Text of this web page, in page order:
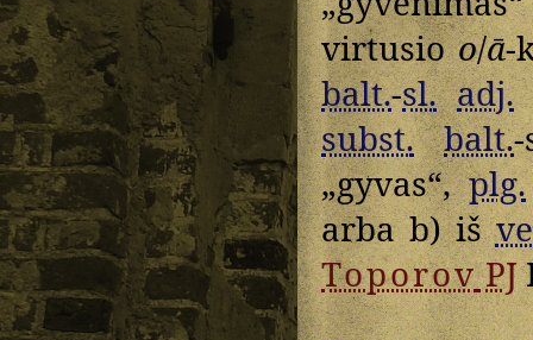
virtusioo/ā-
balt.-sl. adj.
subst.
balt.
„gyvas“,plg.
arba b) iš
ToporovPJ